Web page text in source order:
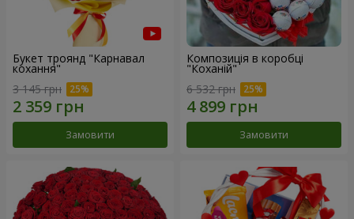
Букет троянд "Карнавал
кохання"
3 145 грн
Замовити
Композиція в коробці
"Коханій"
6 532 грн
Замовити